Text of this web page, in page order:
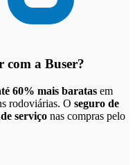
com a Buser?
60% mais baratas em
rodoviárias. O seguro de
serviço nas compras pelo